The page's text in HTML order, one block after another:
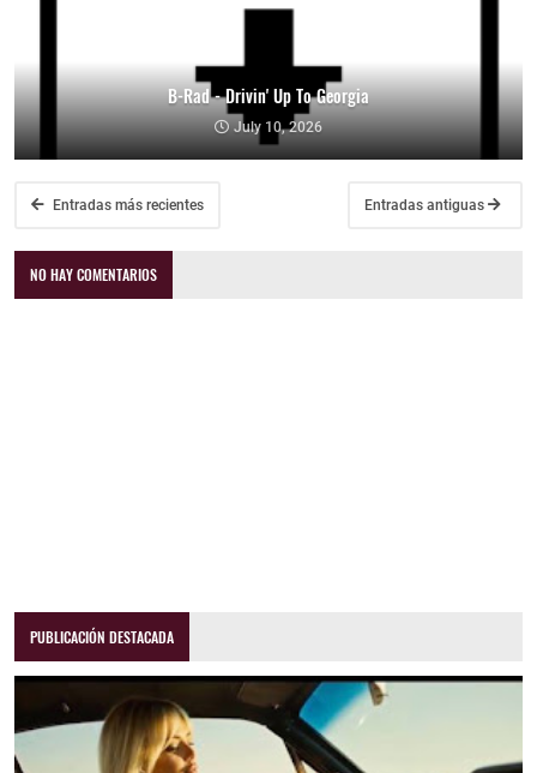
B-Rad - Drivin' Up To Georgia
July 10, 2026
Entradas más recientes Entradas antiguas
NO HAY COMENTARIOS
PUBLICACIÓN DESTACADA